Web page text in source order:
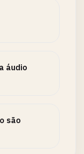
áudio
são